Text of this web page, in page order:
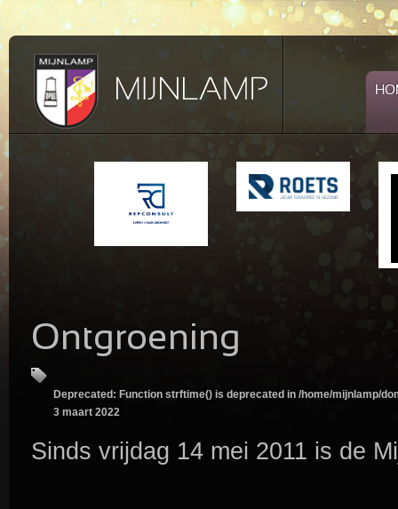
Ontgroening
Deprecated : Function strftime() is deprecated in /home/mijnlamp/
3 maart 2022
Sinds vrijdag 14 mei 2011 is de